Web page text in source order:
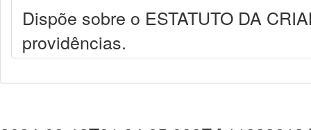
Dispõe sobre o ESTATUTO DA
providências.